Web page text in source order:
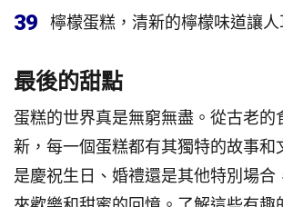
39 檸檬蛋糕，清新的檸檬味道讓人
最後的甜點
蛋糕的世界真是無窮無盡。從古老的
新，每一個蛋糕都有其獨特的故事和
是慶祝生日、婚禮還是其他特別場合